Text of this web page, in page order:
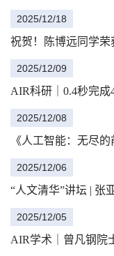
2025/12/18
祝贺！陈博远同学荣
2025/12/09
AIR科研｜0.4秒完成
2025/12/08
《人工智能：无尽
2025/12/06
“人文清华”讲坛 | 张
2025/12/05
AIR学术｜曾凡钢院